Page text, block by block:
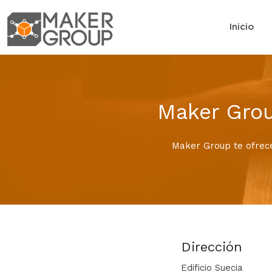
Inicio
Maker
Maker Group te
Dirección
Edificio Suecia